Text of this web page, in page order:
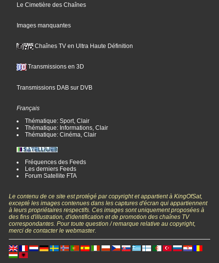
Le Cimetière des Chaînes
Images manquantes
Chaînes TV en Ultra Haute Définition
Transmissions en 3D
Transmissions DAB sur DVB
Français
Thématique: Sport, Clair
Thématique: Informations, Clair
Thématique: Cinéma, Clair
Fréquences des Feeds
Les derniers Feeds
Forum Satellite FTA
Le contenu de ce site est protégé par copyright et appartient à KingOfSat,
excepté les images contenues dans les captures d'écran qui appartiennent
à leurs propriétaires respectifs. Ces images sont uniquement proposées à
des fins d'illustration, d'identification et de promotion des chaînes TV
correspondantes. Pour toute question / remarque relative au copyright,
merci de contacter le webmaster.